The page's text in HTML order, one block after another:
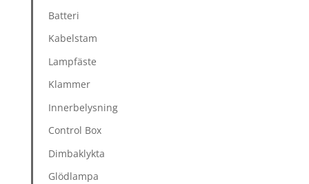
Batteri
Kabelstam
Lampfäste
Klammer
Innerbelysning
Control Box
Dimbaklykta
Glödlampa